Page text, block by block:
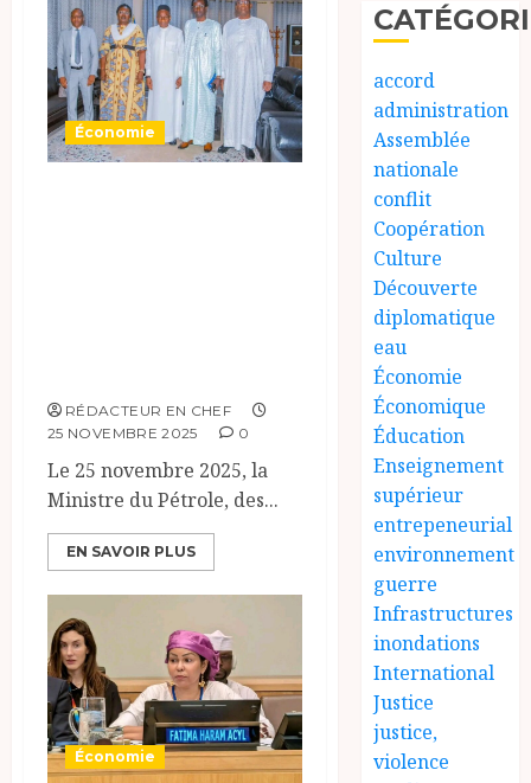
Économie
RÉDACTEUR EN CHEF
25 NOVEMBRE 2025
0
Le 25 novembre 2025, la
Ministre du Pétrole, des...
EN SAVOIR PLUS
Économie
accord
administration
Assemblée
nationale
conflit
Coopération
Culture
Découverte
diplomatique
eau
Économie
Économique
Éducation
Enseignement
supérieur
entrepeneurial
environnement
guerre
Infrastructures
inondations
International
Justice
justice,
violence